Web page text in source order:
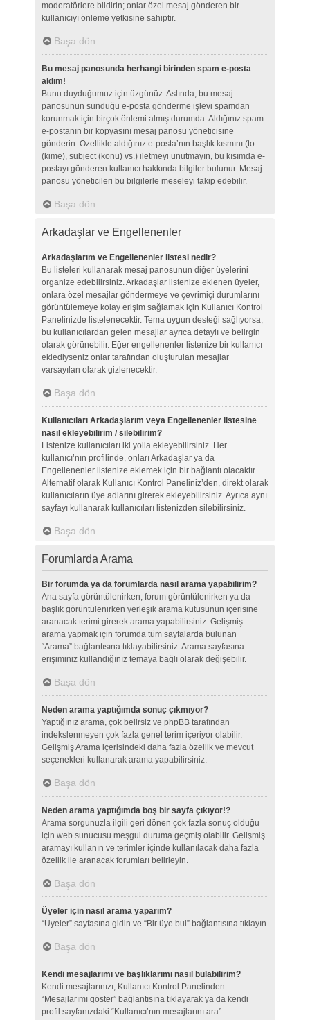
moderatörlere bildirin; onlar özel mesaj gönderen bir
kullanıcıyı önleme yetkisine sahiptir.
Başa dön
Bu mesaj panosunda herhangi birinden spam e-posta
aldım!
Bunu duyduğumuz için üzgünüz. Aslında, bu mesaj
panosunun sunduğu e-posta gönderme işlevi spamdan
korunmak için birçok önlemi almış durumda. Aldığınız spam
e-postanın bir kopyasını mesaj panosu yöneticisine
gönderin. Özellikle aldığınız e-posta’nın başlık kısmını (to
(kime), subject (konu) vs.) iletmeyi unutmayın, bu kısımda e-
postayı gönderen kullanıcı hakkında bilgiler bulunur. Mesaj
panosu yöneticileri bu bilgilerle meseleyi takip edebilir.
Başa dön
Arkadaşlar ve Engellenenler
Arkadaşlarım ve Engellenenler listesi nedir?
Bu listeleri kullanarak mesaj panosunun diğer üyelerini
organize edebilirsiniz. Arkadaşlar listenize eklenen üyeler,
onlara özel mesajlar göndermeye ve çevrimiçi durumlarını
görüntülemeye kolay erişim sağlamak için Kullanıcı Kontrol
Panelinizde listelenecektir. Tema uygun desteği sağlıyorsa,
bu kullanıcılardan gelen mesajlar ayrıca detaylı ve belirgin
olarak görünebilir. Eğer engellenenler listenize bir kullanıcı
eklediyseniz onlar tarafından oluşturulan mesajlar
varsayılan olarak gizlenecektir.
Başa dön
Kullanıcıları Arkadaşlarım veya Engellenenler listesine
nasıl ekleyebilirim / silebilirim?
Listenize kullanıcıları iki yolla ekleyebilirsiniz. Her
kullanıcı’nın profilinde, onları Arkadaşlar ya da
Engellenenler listenize eklemek için bir bağlantı olacaktır.
Alternatif olarak Kullanıcı Kontrol Paneliniz’den, direkt olarak
kullanıcıların üye adlarını girerek ekleyebilirsiniz. Ayrıca aynı
sayfayı kullanarak kullanıcıları listenizden silebilirsiniz.
Başa dön
Forumlarda Arama
Bir forumda ya da forumlarda nasıl arama yapabilirim?
Ana sayfa görüntülenirken, forum görüntülenirken ya da
başlık görüntülenirken yerleşik arama kutusunun içerisine
aranacak terimi girerek arama yapabilirsiniz. Gelişmiş
arama yapmak için forumda tüm sayfalarda bulunan
“Arama” bağlantısına tıklayabilirsiniz. Arama sayfasına
erişiminiz kullandığınız temaya bağlı olarak değişebilir.
Başa dön
Neden arama yaptığımda sonuç çıkmıyor?
Yaptığınız arama, çok belirsiz ve phpBB tarafından
indekslenmeyen çok fazla genel terim içeriyor olabilir.
Gelişmiş Arama içerisindeki daha fazla özellik ve mevcut
seçenekleri kullanarak arama yapabilirsiniz.
Başa dön
Neden arama yaptığımda boş bir sayfa çıkıyor!?
Arama sorgunuzla ilgili geri dönen çok fazla sonuç olduğu
için web sunucusu meşgul duruma geçmiş olabilir. Gelişmiş
aramayı kullanın ve terimler içinde kullanılacak daha fazla
özellik ile aranacak forumları belirleyin.
Başa dön
Üyeler için nasıl arama yaparım?
“Üyeler” sayfasına gidin ve “Bir üye bul” bağlantısına tıklayın.
Başa dön
Kendi mesajlarımı ve başlıklarımı nasıl bulabilirim?
Kendi mesajlarınızı, Kullanıcı Kontrol Panelinden
“Mesajlarımı göster” bağlantısına tıklayarak ya da kendi
profil sayfanızdaki “Kullanıcı’nın mesajlarını ara”